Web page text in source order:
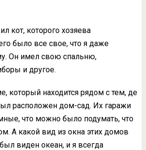
кот, которого хозяева
было все свое, что я даже
Он имел свою спальню,
и другое.
который находится рядом с тем, де
расположен дом-сад. Их гаражи
что можно было подумать, что
А какой вид из окна этих домов
виден океан, и я всегда